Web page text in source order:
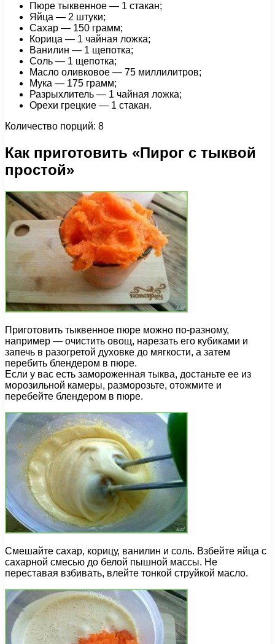
Пюре тыквенное — 1 стакан;
Яйца — 2 штуки;
Сахар — 150 грамм;
Корица — 1 чайная ложка;
Ванилин — 1 щепотка;
Соль — 1 щепотка;
Масло оливковое — 75 миллилитров;
Мука — 175 грамм;
Разрыхлитель — 1 чайная ложка;
Орехи грецкие — 1 стакан.
Количество порций: 8
Как приготовить «Пирог с тыквой
простой»
Приготовить тыквенное пюре можно по-разному,
например — очистить овощ, нарезать его кубиками и
запечь в разогретой духовке до мягкости, а затем
перебить блендером в пюре.
Если у вас есть замороженная тыква, достаньте ее из
морозильной камеры, разморозьте, отожмите и
перебейте блендером в пюре.
Смешайте сахар, корицу, ванилин и соль. Взбейте яйца с
сахарной смесью до белой пышной массы. Не
переставая взбивать, влейте тонкой струйкой масло.